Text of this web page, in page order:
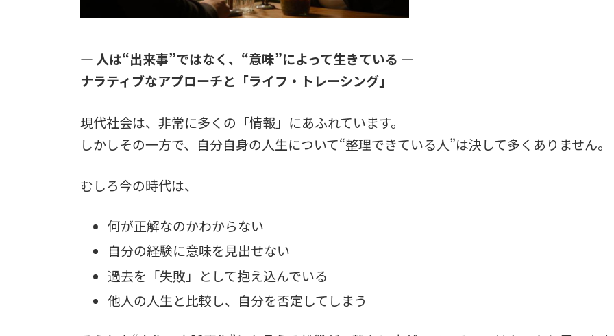
― 人は“出来事”ではなく、“意味”によって生きている ―
ナラティブなアプローチと「ライフ・トレーシング」
現代社会は、非常に多くの「情報」にあふれています。
しかしその一方で、自分自身の人生について“整理できている人”は決して多くありません。
むしろ今の時代は、
何が正解なのかわからない
自分の経験に意味を見出せない
過去を「失敗」として抱え込んでいる
他人の人生と比較し、自分を否定してしまう